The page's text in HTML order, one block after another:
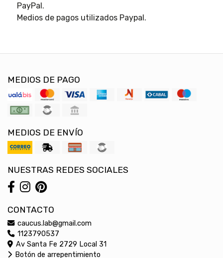
PayPal.
Medios de pagos utilizados Paypal.
MEDIOS DE PAGO
MEDIOS DE ENVÍO
NUESTRAS REDES SOCIALES
CONTACTO
caucus.lab@gmail.com
1123790537
Av Santa Fe 2729 Local 31
Botón de arrepentimiento